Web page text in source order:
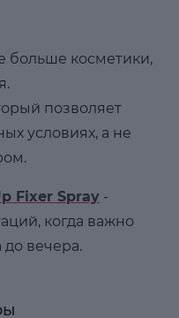
больше косметики,
позволяет
условиях, а не
Fixer Spray -
когда важно
до вечера.